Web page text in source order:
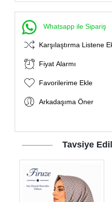
Whatsapp ile Sipariş
Karşılaştırma Listene
Fiyat Alarmı
Favorilerime Ekle
Arkadaşıma Öner
Tavsiye